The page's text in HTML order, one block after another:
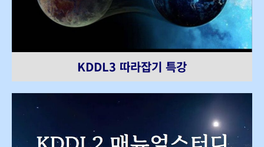
KDDL3 따라잡기 특강